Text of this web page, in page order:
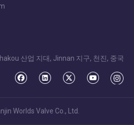
산업 지대, Jinnan 지구, 천진, 중국
Worlds Valve Co., Ltd.